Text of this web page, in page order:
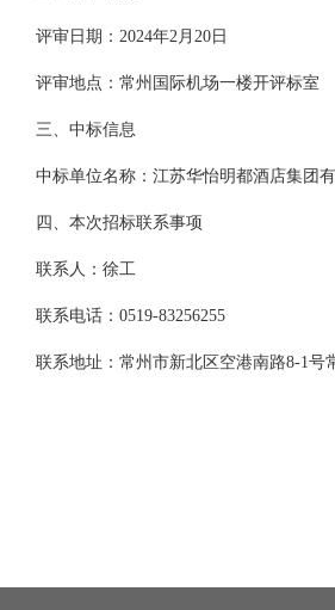
评审日期： 2024年2月20 日
评审地点：常州国际机场一楼开评标室
三、中标信息
中标单位名称：江苏华怡明都酒店集团
四、本次招标联系事项
联系人：徐工
联系电话： 0519-83256255
联系地址：常州市新北区空港南路8-1号